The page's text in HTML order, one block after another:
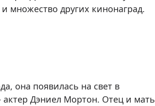
множество других кинонаград.
она появилась на свет в
Дэниел Мортон. Отец и мать